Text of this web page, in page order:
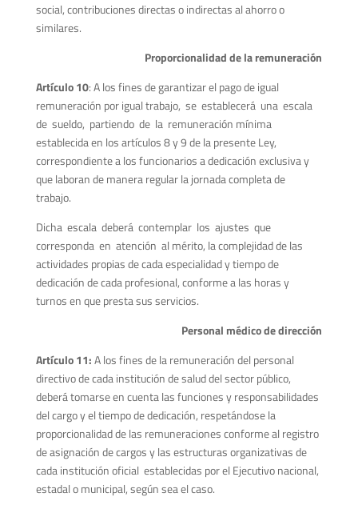
social, contribuciones directas o indirectas al ahorro o
similares.
Proporcionalidad de la remuneración
Artículo 10: A los fines de garantizar el pago de igual
remuneración por igual trabajo, se establecerá una escala
de sueldo, partiendo de la remuneración mínima
establecida en los artículos 8 y 9 de la presente Ley,
correspondiente a los funcionarios a dedicación exclusiva y
que laboran de manera regular la jornada completa de
trabajo.
Dicha escala deberá contemplar los ajustes que
corresponda en atención al mérito, la complejidad de las
actividades propias de cada especialidad y tiempo de
dedicación de cada profesional, conforme a las horas y
turnos en que presta sus servicios.
Personal médico de dirección
Artículo 11:A los fines de la remuneración del personal
directivo de cada institución de salud del sector público,
deberá tomarse en cuenta las funciones y responsabilidades
del cargo y el tiempo de dedicación, respetándose la
proporcionalidad de las remuneraciones conforme al registro
de asignación de cargos y las estructuras organizativas de
cada institución oficial establecidas por el Ejecutivo nacional,
estadal o municipal, según sea el caso.